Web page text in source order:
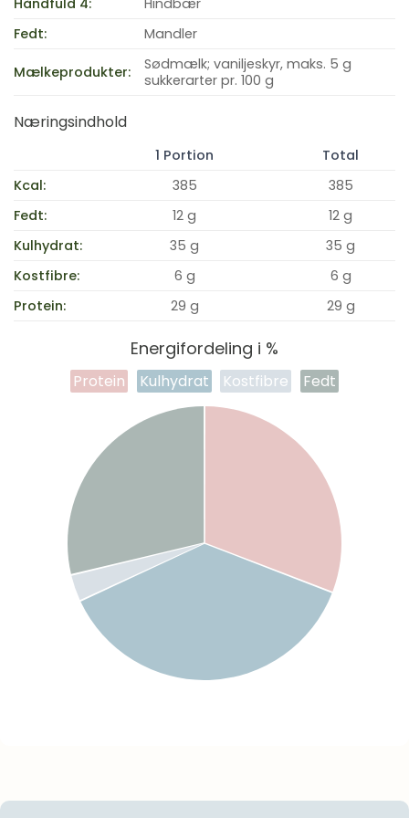
Fedt:
Mandler
Mælkeprodukter:
Sødmælk; vaniljeskyr, maks. 5 g
sukkerarter pr. 100 g
Næringsindhold
1 Portion
Total
Kcal:
385
385
Fedt:
12 g
12 g
Kulhydrat:
35 g
35 g
Kostfibre:
6 g
6 g
Protein:
29 g 29 g
Energifordeling i %
Protein Kulhydrat Kostfibre Fedt